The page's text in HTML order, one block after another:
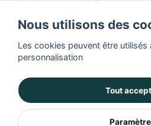
Följ oss:
Facebook
Nous utilisons des
Les cookies peuvent être utilisés
personnalisation
Tout